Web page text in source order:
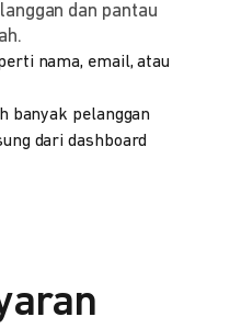
dan pantau
nama, email, atau
banyak pelanggan
dari dashboard